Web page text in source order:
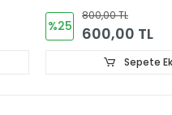
%25
800,00 TL
600,00 TL
Sepete